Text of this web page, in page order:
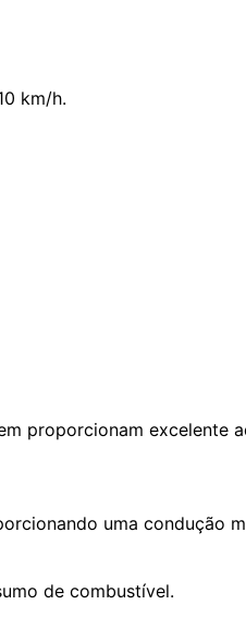
km/h.
proporcionam excelente
uma condução
de combustível.